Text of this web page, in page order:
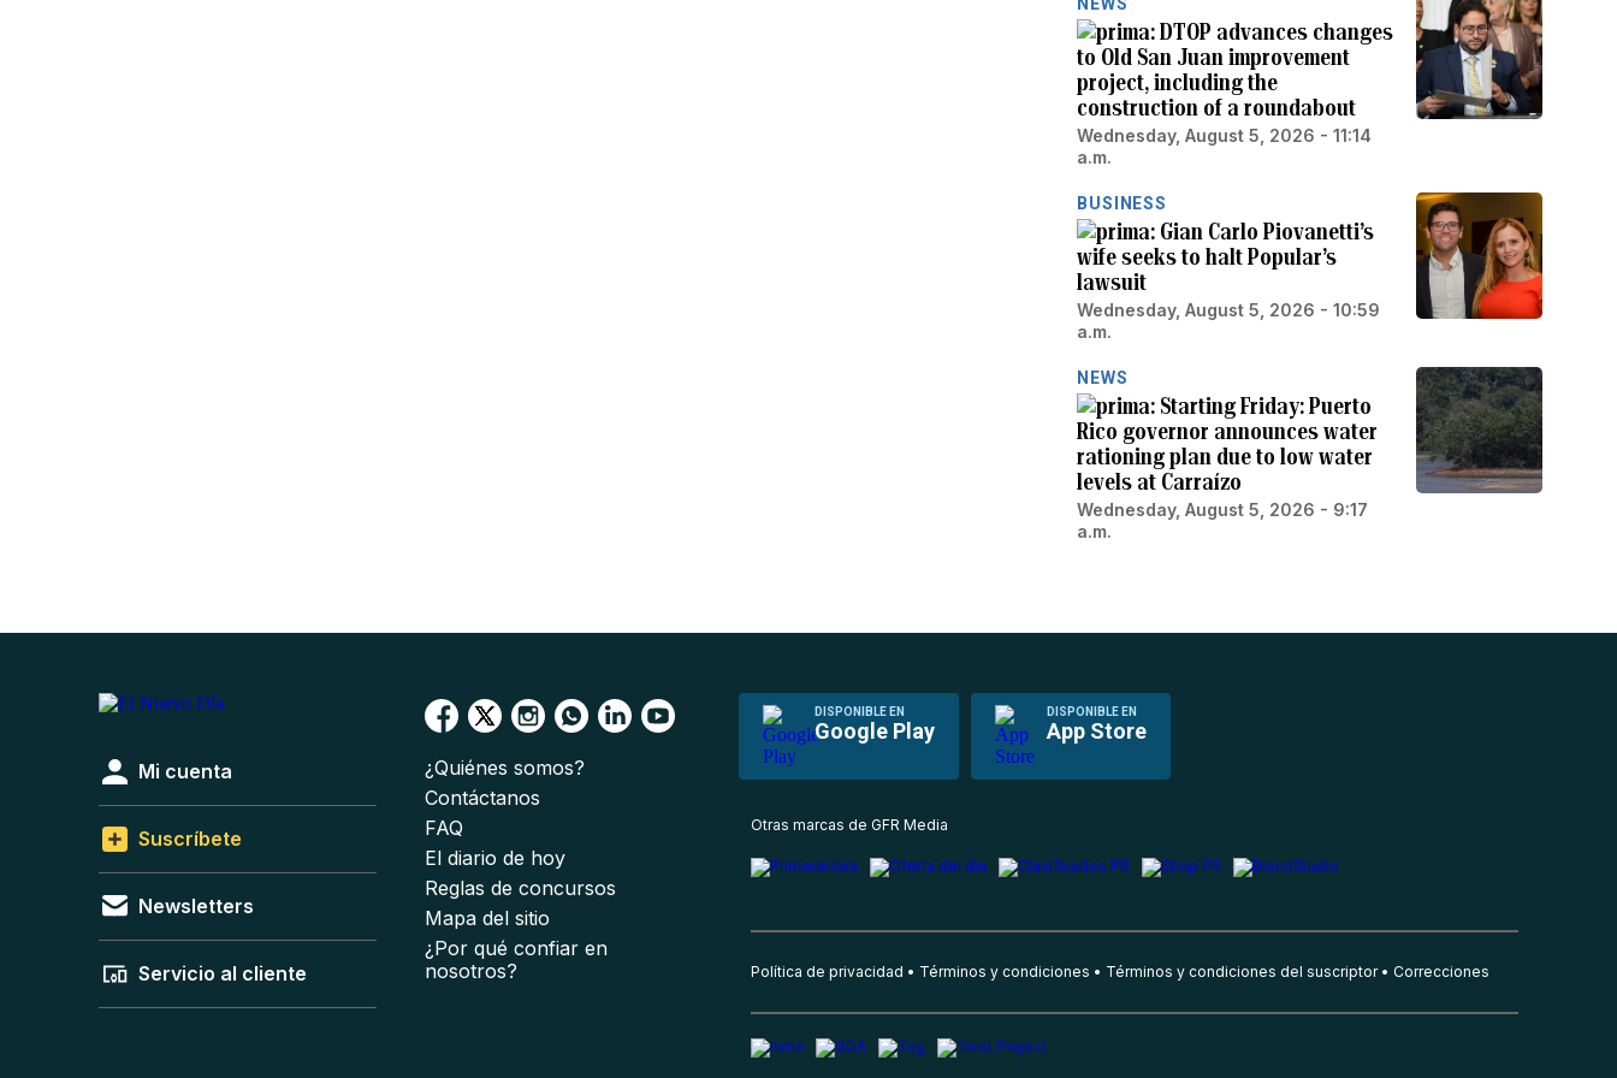
DTOP advances changes
to Old San Juan improvement
project, including the
construction of a roundabout
Wednesday, August 5, 2026 - 11:14
a.m.
BUSINESS
Gian Carlo Piovanetti’s
wife seeks to halt Popular’s
lawsuit
Wednesday, August 5, 2026 - 10:59
a.m.
NEWS
Starting Friday: Puerto
Rico governor announces water
rationing plan due to low water
levels at Carraízo
Wednesday, August 5, 2026 - 9:17
a.m.
DISPONIBLE EN
Google Play
DISPONIBLE EN
App Store
Mi cuenta
Suscríbete
Newsletters
Servicio al cliente
¿Quiénes somos?
Contáctanos
FAQ
El diario de hoy
Reglas de concursos
Mapa del sitio
¿Por qué confiar en
nosotros?
Otras marcas de GFR Media
Política de privacidad Términos y condiciones Términos y condiciones del suscriptor Correcciones